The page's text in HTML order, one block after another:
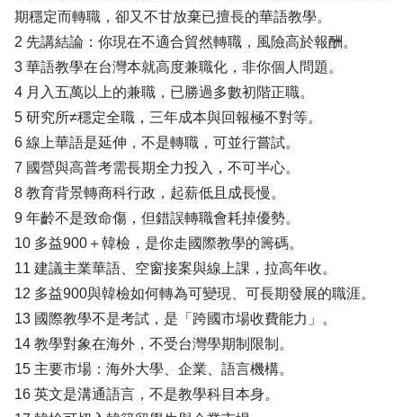
期穩定而轉職，卻又不甘放棄已擅長的華語教學。
2 先講結論：你現在不適合貿然轉職，風險高於報酬。
3 華語教學在台灣本就高度兼職化，非你個人問題。
4 月入五萬以上的兼職，已勝過多數初階正職。
5 研究所≠穩定全職，三年成本與回報極不對等。
6 線上華語是延伸，不是轉職，可並行嘗試。
7 國營與高普考需長期全力投入，不可半心。
8 教育背景轉商科行政，起薪低且成長慢。
9 年齡不是致命傷，但錯誤轉職會耗掉優勢。
10 多益900＋韓檢，是你走國際教學的籌碼。
11 建議主業華語、空窗接案與線上課，拉高年收。
12 多益900與韓檢如何轉為可變現、可長期發展的職涯。
13 國際教學不是考試，是「跨國市場收費能力」。
14 教學對象在海外，不受台灣學期制限制。
15 主要市場：海外大學、企業、語言機構。
16 英文是溝通語言，不是教學科目本身。